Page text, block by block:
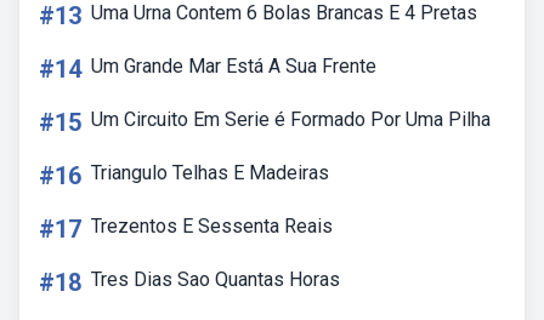
#13 Uma Urna Contem 6 Bolas Brancas E 4 Pretas
#14 Um Grande Mar Está A Sua Frente
#15 Um Circuito Em Serie é Formado Por Uma Pilha
#16 Triangulo Telhas E Madeiras
#17 Trezentos E Sessenta Reais
#18 Tres Dias Sao Quantas Horas